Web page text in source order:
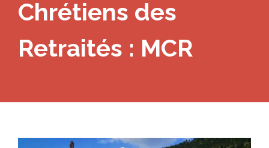
Chrétiens des
Retraités : MCR